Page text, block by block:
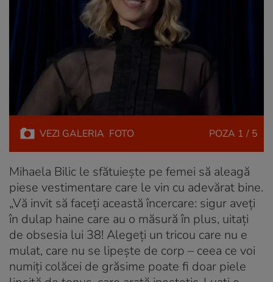
VEZI GALERIA FOTO POZA 1 / 5
Mihaela Bilic le sfătuiește pe femei să aleagă
piese vestimentare care le vin cu adevărat bine.
„Vă invit să faceți această încercare: sigur aveți
în dulap haine care au o măsură în plus, uitați
de obsesia lui 38! Alegeți un tricou care nu e
mulat, care nu se lipește de corp – ceea ce voi
numiți colăcei de grăsime poate fi doar piele